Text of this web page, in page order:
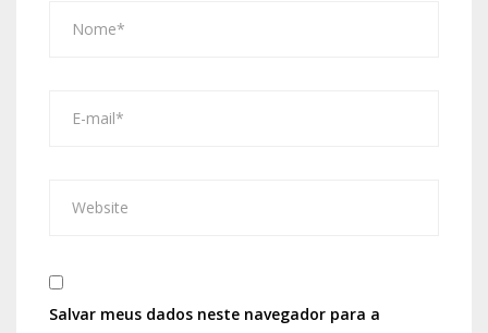
Salvar meus dados neste navegador para a